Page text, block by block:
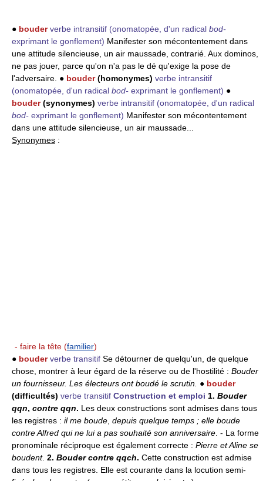
● bouder verbe intransitif (onomatopée, d'un radical bod-
exprimant le gonflement) Manifester son mécontentement dans
une attitude silencieuse, un air maussade, contrarié. Aux dominos,
ne pas jouer, parce qu'on n'a pas le dé qu'exige la pose de
l'adversaire. ● bouder(homonymes) verbe intransitif
(onomatopée, d'un radical bod- exprimant le gonflement) ●
bouder(synonymes) verbe intransitif (onomatopée, d'un radical
bod- exprimant le gonflement) Manifester son mécontentement
dans une attitude silencieuse, un air maussade...
Synonymes :
- faire la tête (familier)
● bouder verbe transitif Se détourner de quelqu'un, de quelque
chose, montrer à leur égard de la réserve ou de l'hostilité : Bouder
un fournisseur. Les électeurs ont boudé le scrutin. ● bouder
(difficultés) verbe transitif Construction et emploi 1. Bouder
qqn, contre qqn. Les deux constructions sont admises dans tous
les registres : il me boude depuis quelque temps ; elle boude
contre Alfred qui ne lui a pas souhaité son anniversaire . - La forme
pronominale réciproque est également correcte : Pierre et Aline se
boudent. 2. Bouder contre qqch. Cette construction est admise
dans tous les registres. Elle est courante dans la locution semi-